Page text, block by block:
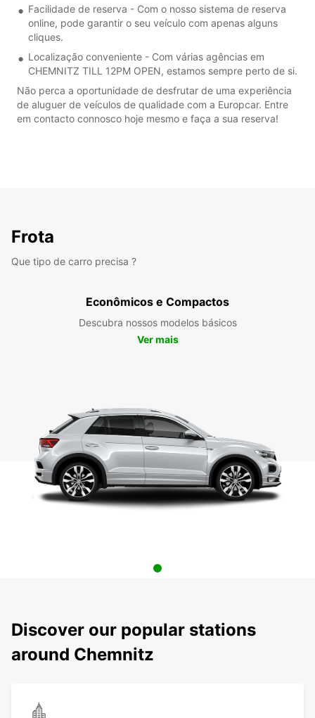
Facilidade de reserva - Com o nosso sistema de reserva
online, pode garantir o seu veículo com apenas alguns
cliques.
Localização conveniente - Com várias agências em
CHEMNITZ TILL 12PM OPEN, estamos sempre perto de si.
Não perca a oportunidade de desfrutar de uma experiência
de aluguer de veículos de qualidade com a Europcar. Entre
em contacto connosco hoje mesmo e faça a sua reserva!
Frota
Que tipo de carro precisa ?
Econômicos e Compactos
Descubra nossos modelos básicos
Ver mais
Discover our popular stations
around Chemnitz